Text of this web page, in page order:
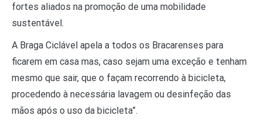
fortes aliados na promoção de uma mobilidade
sustentável.
A Braga Ciclável apela a todos os Bracarenses para
ficarem em casa mas, caso sejam uma exceção e tenham
mesmo que sair, que o façam recorrendo à bicicleta,
procedendo à necessária lavagem ou desinfeção das
mãos após o uso da bicicleta”.